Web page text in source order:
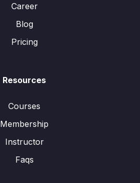
Career
Blog
Pricing
Resources
Courses
Membership
Instructor
Faqs